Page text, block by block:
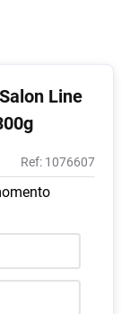
Line
: 1076607